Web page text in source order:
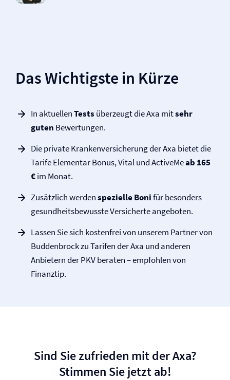
Das Wichtigste in Kürze
In aktuellenTests überzeugt die Axa mitsehr
guten Bewertungen.
Die private Kranken­versicherung der Axa bietet die
Tarife Elementar Bonus, Vital und ActiveMeab 165
€im Monat.
Zusätzlich werdenspezielle Bonifür besonders
gesundheitsbewusste Versicherte angeboten.
Lassen Sie sich kostenfrei von unserem Partner von
Buddenbrock zu Tarifen der Axa und anderen
Anbietern der PKV beraten – empfohlen von
Finanztip.
Sind Sie zufrieden mit der Axa?
Stimmen Sie jetzt ab!